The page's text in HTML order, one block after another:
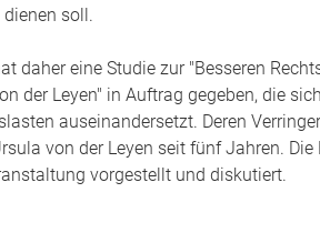
soll.
daher eine Studie zur "Besseren
der Leyen" in Auftrag gegeben, die
auseinandersetzt. Deren
von der Leyen seit fünf Jahren. Die
vorgestellt und diskutiert.